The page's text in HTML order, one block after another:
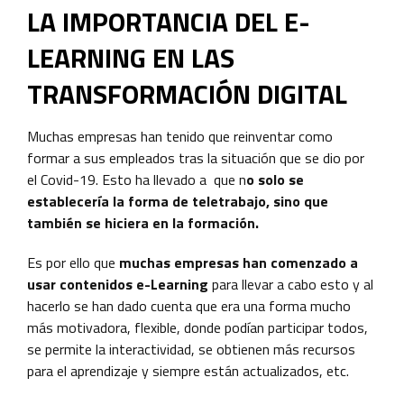
LA IMPORTANCIA DEL E-
LEARNING EN LAS
TRANSFORMACIÓN DIGITAL
Muchas empresas han tenido que reinventar como
formar a sus empleados tras la situación que se dio por
el Covid-19. Esto ha llevado a que no solo se
establecería la forma de teletrabajo, sino que
también se hiciera en la formación.
Es por ello que muchas empresas han comenzado a
usar contenidos e-Learning para llevar a cabo esto y al
hacerlo se han dado cuenta que era una forma mucho
más motivadora, flexible, donde podían participar todos,
se permite la interactividad, se obtienen más recursos
para el aprendizaje y siempre están actualizados, etc.